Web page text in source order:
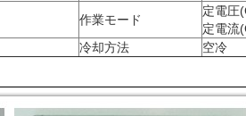
作業モード
定電圧
定電流
冷却方法 空冷